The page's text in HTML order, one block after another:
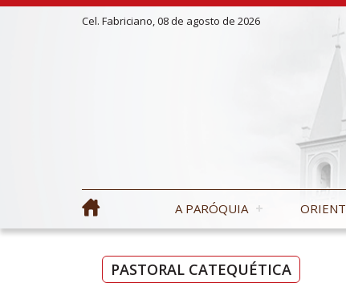
Cel. Fabriciano, 08 de agosto de 2026
A PARÓQUIA
PASTORAL CATEQUÉTICA